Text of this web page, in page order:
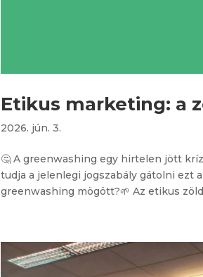
Etikus marketing: a
2026. jún. 3.
🤔 A greenwashing egy hirtelen jött
tudja a jelenlegi jogszabály gátolni ezt
greenwashing mögött?🌱 Az etikus